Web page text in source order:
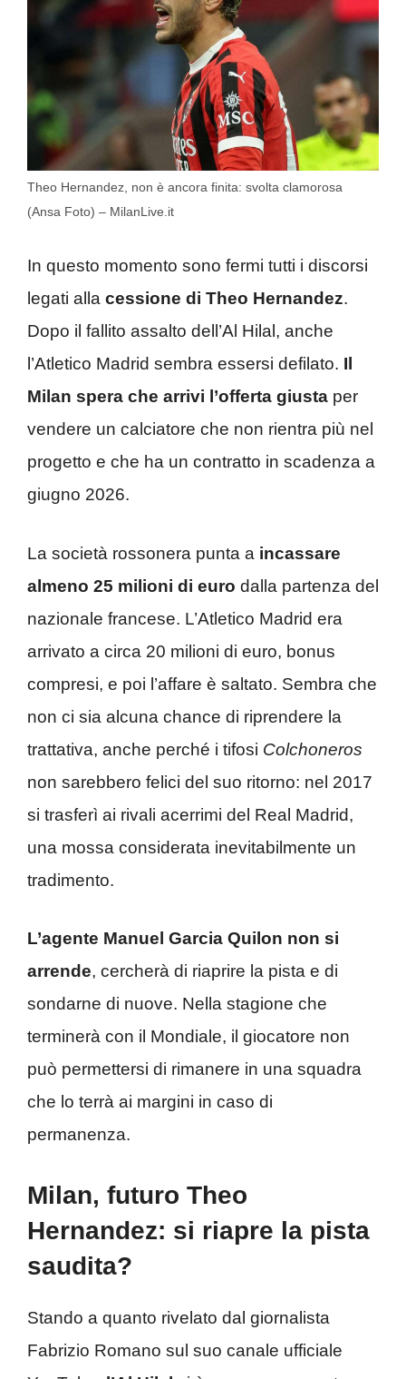
Theo Hernandez, non è ancora finita: svolta clamorosa
(Ansa Foto) – MilanLive.it
In questo momento sono fermi tutti i discorsi
legati alla cessione di Theo Hernandez.
Dopo il fallito assalto dell’Al Hilal, anche
l’Atletico Madrid sembra essersi defilato. Il
Milan spera che arrivi l’offerta giusta per
vendere un calciatore che non rientra più nel
progetto e che ha un contratto in scadenza a
giugno 2026.
La società rossonera punta a incassare
almeno 25 milioni di euro dalla partenza del
nazionale francese. L’Atletico Madrid era
arrivato a circa 20 milioni di euro, bonus
compresi, e poi l’affare è saltato. Sembra che
non ci sia alcuna chance di riprendere la
trattativa, anche perché i tifosi Colchoneros
non sarebbero felici del suo ritorno: nel 2017
si trasferì ai rivali acerrimi del Real Madrid,
una mossa considerata inevitabilmente un
tradimento.
L’agente Manuel Garcia Quilon non si
arrende, cercherà di riaprire la pista e di
sondarne di nuove. Nella stagione che
terminerà con il Mondiale, il giocatore non
può permettersi di rimanere in una squadra
che lo terrà ai margini in caso di
permanenza.
Milan, futuro Theo
Hernandez: si riapre la pista
saudita?
Stando a quanto rivelato dal giornalista
Fabrizio Romano sul suo canale ufficiale